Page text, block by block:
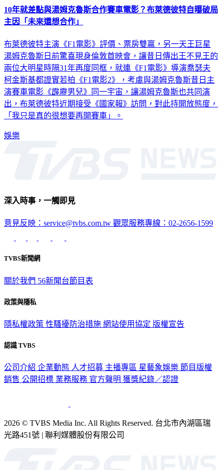
10年就差點與湯姆克魯斯合作賽車電影？布萊德彼特自曝破局
主因「未來還想合作」
布萊德彼特主演《F1電影》評價、票房雙贏，另一天王巨星
湯姆克魯斯日前驚喜現身倫敦首映會，讓昔日傳出王不見王的
兩位大明星時隔31年再度同框，就連《F1電影》導演喬瑟夫
柯金斯基都證實若拍《F1電影2》，考慮與湯姆克魯斯昔日主
演賽車電影《霹靂男兒》同一宇宙，讓湯姆克魯斯也共同演
出，布萊德彼特近期接受《國家報》訪問，對此持開放態度，
「我只是真的很想要再開賽車」。
娛樂
深入時事，一觸即見
意見反映：service@tvbs.com.tw 觀眾服務專線：02-2656-1599
TVBS新聞網
關於我們 56新聞台節目表
政策與隱私
隱私權政策 性騷擾防治措施 網站使用協定 版權宣告
認識 TVBS
公司介紹 企業動態 人才招募 主播專區 星藝象娛樂 節目版權
銷售 公開招標 業務服務 官方聲明 獲獎紀錄／認證
2026 © TVBS Media Inc. All Rights Reserved. 台北市內湖區瑞
光路451號 | 聯利媒體股份有限公司